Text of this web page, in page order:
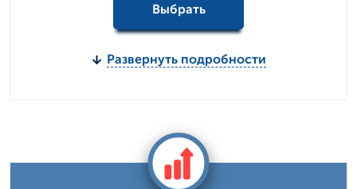
Выбрать
Развернуть подробности